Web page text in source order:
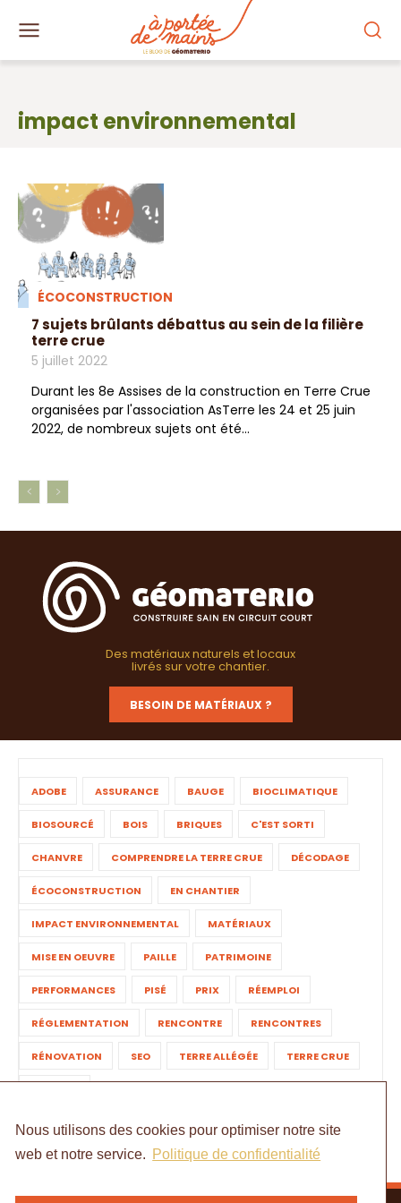
impact environnemental
ÉCOCONSTRUCTION
7 sujets brûlants débattus au sein de la filière
terre crue
5 juillet 2022
Durant les 8e Assises de la construction en Terre Crue
organisées par l'association AsTerre les 24 et 25 juin
2022, de nombreux sujets ont été...
Des matériaux naturels et locaux
livrés sur votre chantier.
BESOIN DE MATÉRIAUX ?
ADOBE ASSURANCE BAUGE BIOCLIMATIQUE
BIOSOURCÉ BOIS BRIQUES C'EST SORTI
CHANVRE COMPRENDRE LA TERRE CRUE DÉCODAGE
ÉCOCONSTRUCTION EN CHANTIER
IMPACT ENVIRONNEMENTAL MATÉRIAUX
MISE EN OEUVRE PAILLE PATRIMOINE
PERFORMANCES PISÉ PRIX RÉEMPLOI
RÉGLEMENTATION RENCONTRE RENCONTRES
RÉNOVATION SEO TERRE ALLÉGÉE TERRE CRUE
Nous utilisons des cookies pour optimiser notre site
web et notre service. Politique de confidentialité